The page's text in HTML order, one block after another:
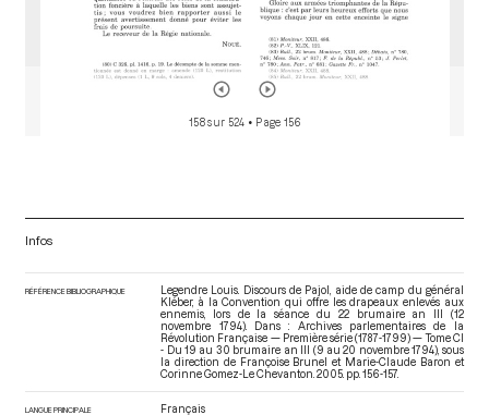
158 sur 524 • Page 156
Infos
RÉFÉRENCE BIBLIOGRAPHIQUE
Legendre Louis. Discours de Pajol, aide de camp du général
Kléber, à la Convention qui offre les drapeaux enlevés aux
ennemis, lors de la séance du 22 brumaire an III (12
novembre 1794). Dans : Archives parlementaires de la
Révolution Française — Première série (1787-1799) — Tome CI
- Du 19 au 30 brumaire an III (9 au 20 novembre 1794) , sous
la direction de Françoise Brunel et Marie-Claude Baron et
Corinne Gomez-Le Chevanton. 2005. pp. 156-157.
LANGUE PRINCIPALE Français